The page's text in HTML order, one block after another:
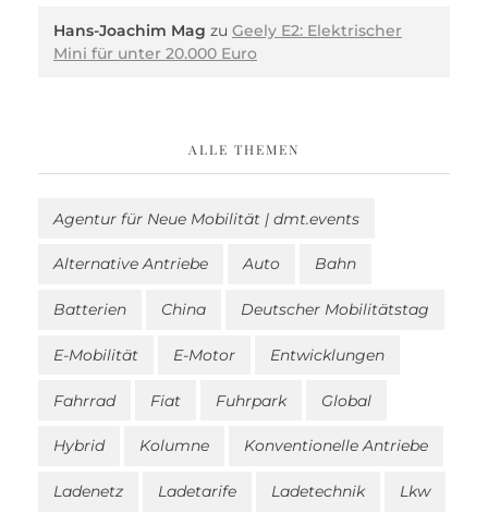
Hans-Joachim Mag zu Geely E2: Elektrischer
Mini für unter 20.000 Euro
ALLE THEMEN
Agentur für Neue Mobilität | dmt.events
Alternative Antriebe Auto Bahn
Batterien China Deutscher Mobilitätstag
E-Mobilität E-Motor Entwicklungen
Fahrrad Fiat Fuhrpark Global
Hybrid Kolumne Konventionelle Antriebe
Ladenetz Ladetarife Ladetechnik Lkw